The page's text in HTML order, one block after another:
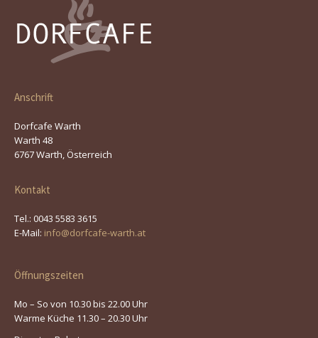
Anschrift
Dorfcafe Warth
Warth 48
6767 Warth, Österreich
Kontakt
Tel.: 0043 5583 3615
E-Mail: info@dorfcafe-warth.at
Öffnungszeiten
Mo – So von 10.30 bis 22.00 Uhr
Warme Küche 11.30 – 20.30 Uhr